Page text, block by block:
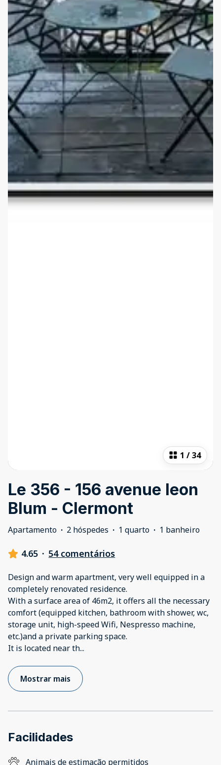
1 /34
Le 356 - 156 avenue leon
Blum - Clermont
Apartamento · 2 hóspedes · 1 quarto · 1 banheiro
4.65 · 54 comentários
Design and warm apartment, very well equipped in a
completely renovated residence.
With a surface area of ​​46m2, it offers all the necessary
comfort (equipped kitchen, bathroom with shower, wc,
storage unit, high-speed Wifi, Nespresso machine,
etc.)and a private parking space.
It is located near th...
Mostrar mais
Facilidades
Animais de estimação permitidos